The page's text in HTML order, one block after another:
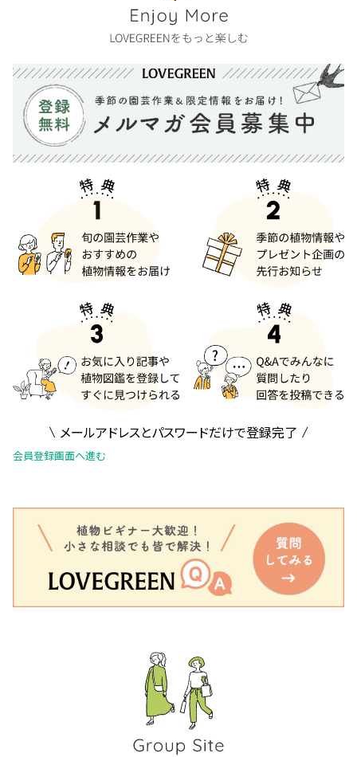
メールアドレスとパスワードだけで登録完了
会員登録画面へ進む